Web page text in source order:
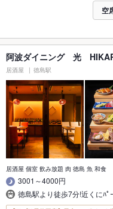
空
阿波ダイニング 光
居酒屋 徳島駅
居酒屋 個室 飲み放題 肉 徳島 魚 和食
3001～4000円
徳島駅より徒歩7分!近くにﾊﾟ